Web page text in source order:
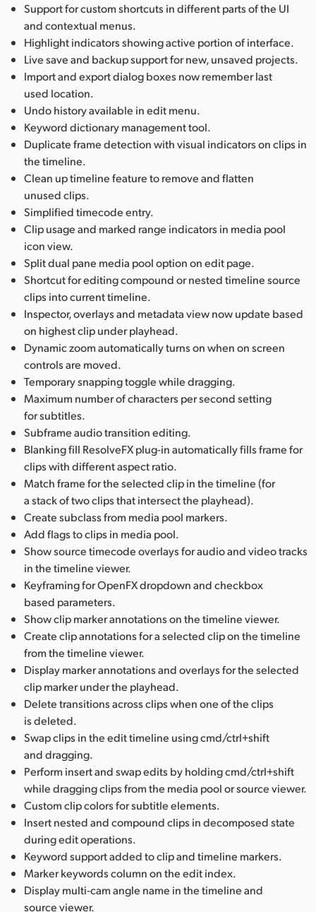
Support for custom shortcuts in different parts of the UI
and contextual menus.
Highlight indicators showing active portion of interface.
Live save and backup support for new, unsaved projects.
Import and export dialog boxes now remember last
used location.
Undo history available in edit menu.
Keyword dictionary management tool.
Duplicate frame detection with visual indicators on clips in
the timeline.
Clean up timeline feature to remove and flatten
unused clips.
Simplified timecode entry.
Clip usage and marked range indicators in media pool
icon view.
Split dual pane media pool option on edit page.
Shortcut for editing compound or nested timeline source
clips into current timeline.
Inspector, overlays and metadata view now update based
on highest clip under playhead.
Dynamic zoom automatically turns on when on screen
controls are moved.
Temporary snapping toggle while dragging.
Maximum number of characters per second setting
for subtitles.
Subframe audio transition editing.
Blanking fill ResolveFX plug-in automatically fills frame for
clips with different aspect ratio.
Match frame for the selected clip in the timeline (for
a stack of two clips that intersect the playhead).
Create subclass from media pool markers.
Add flags to clips in media pool.
Show source timecode overlays for audio and video tracks
in the timeline viewer.
Keyframing for OpenFX dropdown and checkbox
based parameters.
Show clip marker annotations on the timeline viewer.
Create clip annotations for a selected clip on the timeline
from the timeline viewer.
Display marker annotations and overlays for the selected
clip marker under the playhead.
Delete transitions across clips when one of the clips
is deleted.
Swap clips in the edit timeline using cmd/ctrl+shift
and dragging.
Perform insert and swap edits by holding cmd/ctrl+shift
while dragging clips from the media pool or source viewer.
Custom clip colors for subtitle elements.
Insert nested and compound clips in decomposed state
during edit operations.
Keyword support added to clip and timeline markers.
Marker keywords column on the edit index.
Display multi-cam angle name in the timeline and
source viewer.